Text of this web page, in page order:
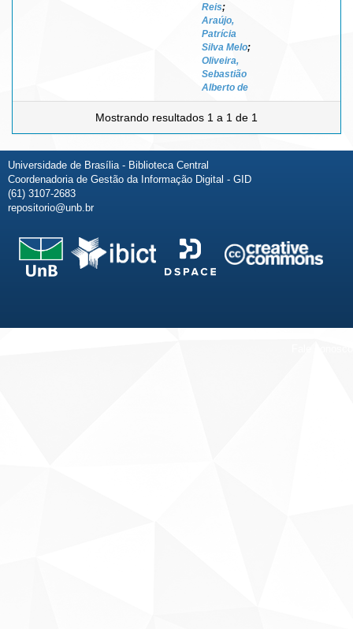
Reis;
Araújo,
Patrícia
Silva Melo;
Oliveira,
Sebastião
Alberto de
Mostrando resultados 1 a 1 de 1
Universidade de Brasília - Biblioteca Central
Coordenadoria de Gestão da Informação Digital - GID
(61) 3107-2683
repositorio@unb.br